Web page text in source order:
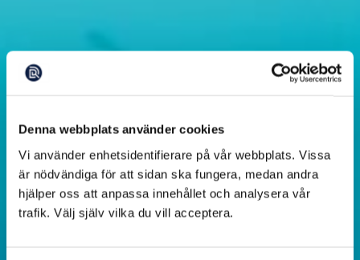
Denna webbplats använder cookies
Vi använder enhetsidentifierare på vår webbplats. Vissa
är nödvändiga för att sidan ska fungera, medan andra
hjälper oss att anpassa innehållet och analysera vår
trafik. Välj själv vilka du vill acceptera.